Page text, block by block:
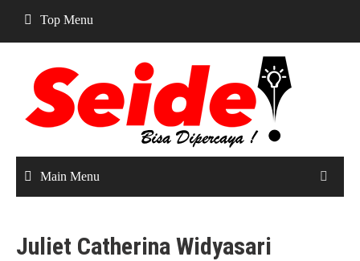
content
Top Menu
Main Menu
Juliet Catherina Widyasari